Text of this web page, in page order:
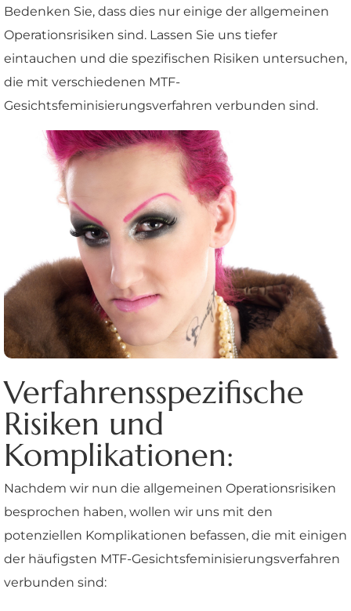
Bedenken Sie, dass dies nur einige der allgemeinen
Operationsrisiken sind. Lassen Sie uns tiefer
eintauchen und die spezifischen Risiken untersuchen,
die mit verschiedenen MTF-
Gesichtsfeminisierungsverfahren verbunden sind.
Verfahrensspezifische
Risiken und
Komplikationen:
Nachdem wir nun die allgemeinen Operationsrisiken
besprochen haben, wollen wir uns mit den
potenziellen Komplikationen befassen, die mit einigen
der häufigsten MTF-Gesichtsfeminisierungsverfahren
verbunden sind: